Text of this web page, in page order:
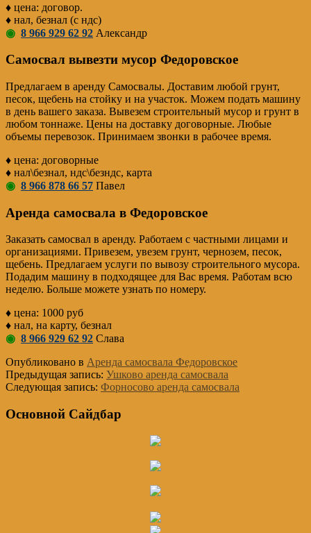
♦ цена: договор.
♦ нал, безнал (с ндс)
◉ 8 966 929 62 92 Александр
Самосвал вывезти мусор Федоровское
Предлагаем в аренду Самосвалы. Доставим любой грунт,
песок, щебень на стойку и на участок. Можем подать машину
в день вашего заказа. Вывезем строительный мусор и грунт в
любом тоннаже. Цены на доставку договорные. Любые
объемы перевозок. Принимаем звонки в рабочее время.
♦ цена: договорные
♦ нал\безнал, ндс\безндс, карта
◉ 8 966 878 66 57 Павел
Аренда самосвала в Федоровское
Заказать самосвал в аренду. Работаем с частными лицами и
организациями. Привезем, увезем грунт, чернозем, песок,
щебень. Предлагаем услуги по вывозу строительного мусора.
Подадим машину в подходящее для Вас время. Работам всю
неделю. Больше можете узнать по номеру.
♦ цена: 1000 руб
♦ нал, на карту, безнал
◉ 8 966 929 62 92 Слава
Опубликовано в Аренда самосвала Федоровское
Предыдущая запись: Ушково аренда самосвала
Следующая запись: Форносово аренда самосвала
Основной Сайдбар